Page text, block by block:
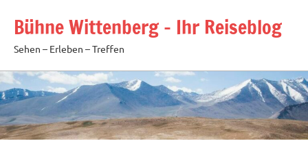
Inhalt
springen
Bühne Wittenberg – Ihr Reiseblog
Sehen – Erleben – Treffen